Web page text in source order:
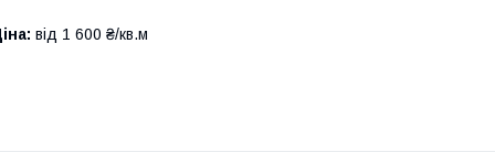
від 1 600 ₴/кв.м